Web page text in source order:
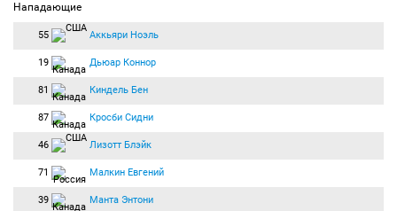
Нападающие
55 Аккьяри Ноэль
19 Дьюар Коннор
81 Киндель Бен
87 Кросби Сидни
46 Лизотт Блэйк
71 Малкин Евгений
39 Манта Энтони